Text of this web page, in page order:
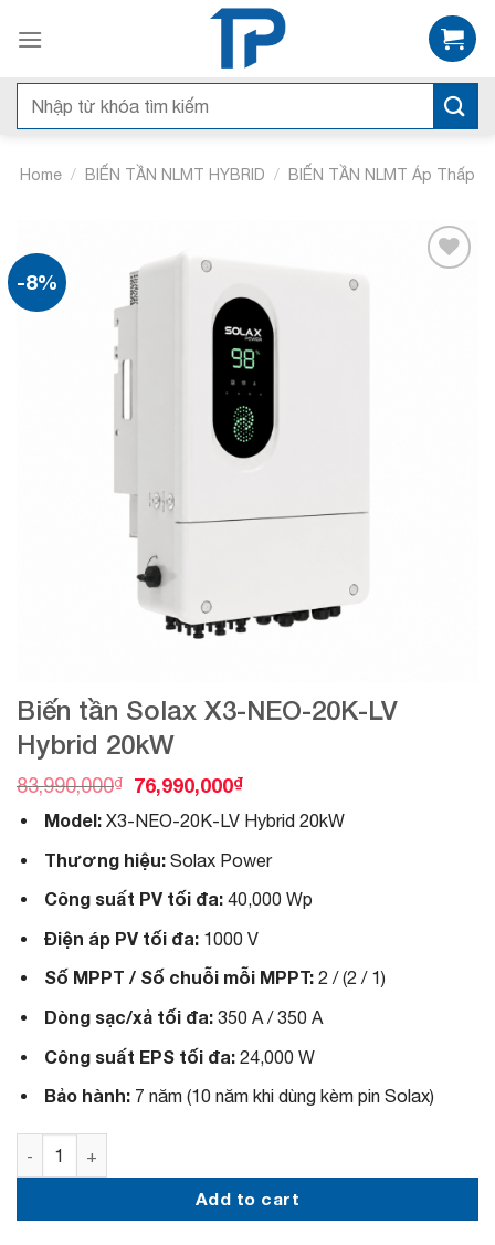
qua
dungSearch
Home / BIẾN TẦN NLMT HYBRID / BIẾN TẦN NLMT Áp Thấp
-8%
Biến tần Solax X3-NEO-20K-LV
Hybrid 20kW
83,990,000₫
O
i
i
a
p
i
e
a
:
9
0
76,990,000₫C
r
e
t
r
i
c
i
:
6
0
,
0
Model: X3-NEO-20K-LV Hybrid 20kW
Thương hiệu:Solax Power
Công suất PV tối đa:40,000 Wp
Điện áp PV tối đa:1000 V
Số MPPT / Số chuỗi mỗi MPPT:2 / (2 / 1)
Dòng sạc/xả tối đa:350 A / 350 A
Công suất EPS tối đa:24,000 W
Bảo hành:7 năm (10 năm khi dùng kèm pin Solax)
Biến tần Solax X3-NEO-20K-LV Hybrid 20kW quantity
Add to cart